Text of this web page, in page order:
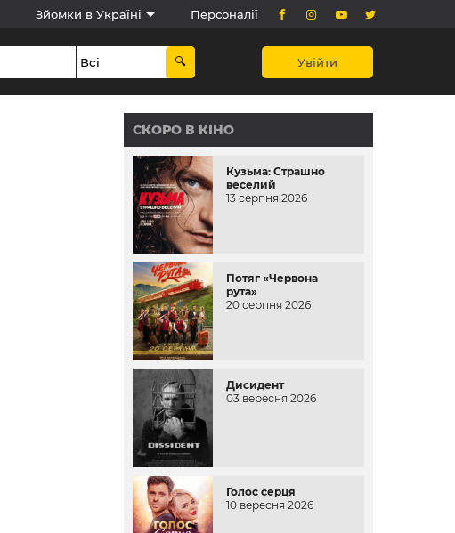
Зйомки в Україні Персоналії
Увійти
СКОРО В КІНО
Кузьма: Страшно
веселий
13 серпня 2026
Потяг «Червона
рута»
20 серпня 2026
Дисидент
03 вересня 2026
Голос серця
10 вересня 2026